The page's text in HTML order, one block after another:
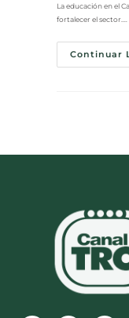
La educación en el
fortalecer el sector.…
Continuar